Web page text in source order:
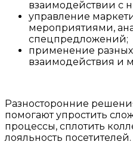
взаимодействии с
управление
мероприятиями,
спецпредложений;
применение разных
взаимодействия и
Разносторонние
помогают упростить
процессы, сплотить
лояльность посетителей.